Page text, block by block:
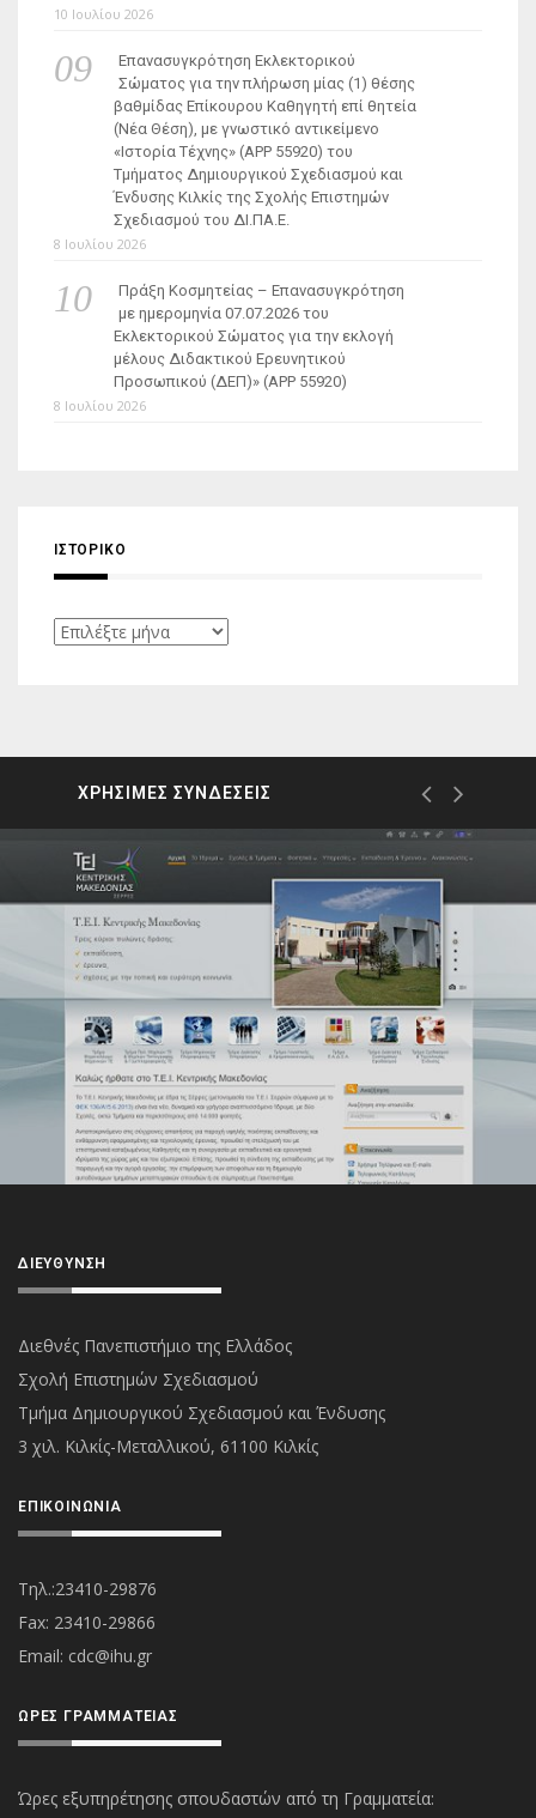
10 Ιουλίου 2026
Επανασυγκρότηση Εκλεκτορικού
Σώματος για την πλήρωση μίας (1) θέσης
βαθμίδας Επίκουρου Καθηγητή επί θητεία
(Νέα Θέση), με γνωστικό αντικείμενο
«Ιστορία Τέχνης» (ΑΡΡ 55920) του
Τμήματος Δημιουργικού Σχεδιασμού και
Ένδυσης Κιλκίς της Σχολής Επιστημών
Σχεδιασμού του ΔΙ.ΠΑ.Ε.
8 Ιουλίου 2026
Πράξη Κοσμητείας – Επανασυγκρότηση
με ημερομηνία 07.07.2026 του
Εκλεκτορικού Σώματος για την εκλογή
μέλους Διδακτικού Ερευνητικού
Προσωπικού (ΔΕΠ)» (APP 55920)
8 Ιουλίου 2026
ΙΣΤΟΡΙΚΌ
Ιστορικό
ΧΡΗΣΙΜΕΣ ΣΥΝΔΕΣΕΙΣ
ΔΙΕΎΘΥΝΣΗ
Διεθνές Πανεπιστήμιο της Ελλάδος
Σχολή Επιστημών Σχεδιασμού
Τμήμα Δημιουργικού Σχεδιασμού και Ένδυσης
3 χιλ. Κιλκίς-Μεταλλικού, 61100 Κιλκίς
ΕΠΙΚΟΙΝΩΝΊΑ
Τηλ.:23410-29876
Fax: 23410-29866
Εmail: cdc@ihu.gr
ΏΡΕΣ ΓΡΑΜΜΑΤΕΊΑΣ
Ώρες εξυπηρέτησης σπουδαστών από τη Γραμματεία: